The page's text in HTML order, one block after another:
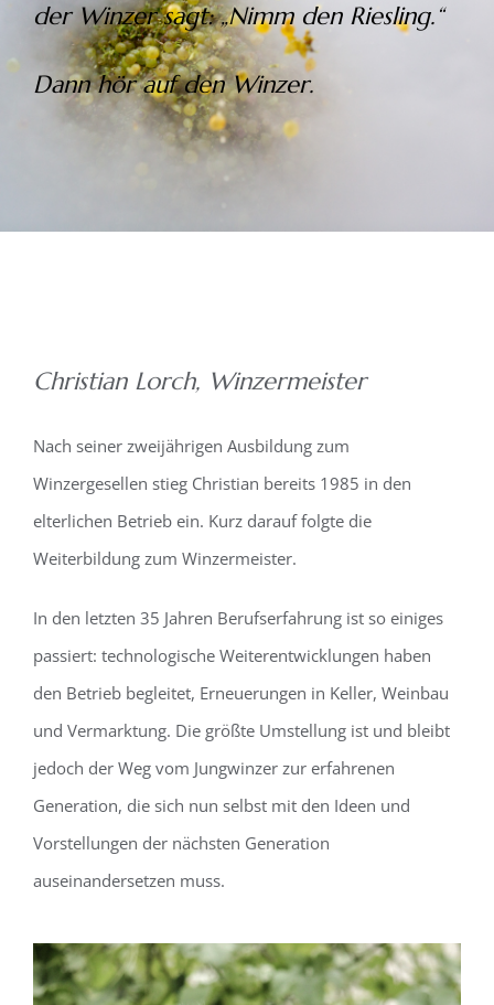
der Winzer sagt: „Nimm den Riesling.“
Dann hör auf den Winzer.
Christian Lorch, Winzermeister
Nach seiner zweijährigen Ausbildung zum
Winzergesellen stieg Christian bereits 1985 in den
elterlichen Betrieb ein. Kurz darauf folgte die
Weiterbildung zum Winzermeister.
In den letzten 35 Jahren Berufserfahrung ist so einiges
passiert: technologische Weiterentwicklungen haben
den Betrieb begleitet, Erneuerungen in Keller, Weinbau
und Vermarktung. Die größte Umstellung ist und bleibt
jedoch der Weg vom Jungwinzer zur erfahrenen
Generation, die sich nun selbst mit den Ideen und
Vorstellungen der nächsten Generation
auseinandersetzen muss.